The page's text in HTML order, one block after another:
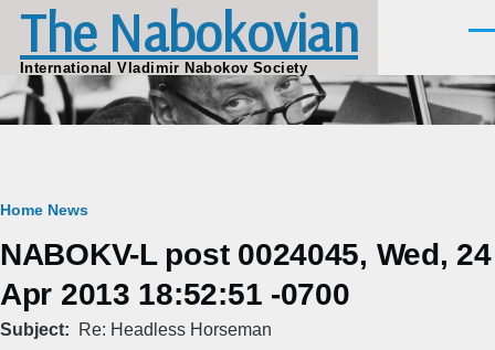
Skip to main content
The Nabokovian
International Vladimir Nabokov Society
Breadcrumb
Home News
NABOKV-L post 0024045, Wed, 24
Apr 2013 18:52:51 -0700
Subject Re: Headless Horseman